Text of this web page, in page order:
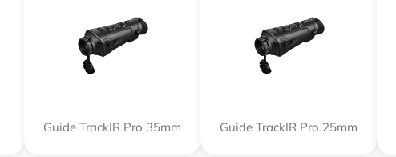
Guide TrackIR Pro 35mm Guide TrackIR Pro 25mm